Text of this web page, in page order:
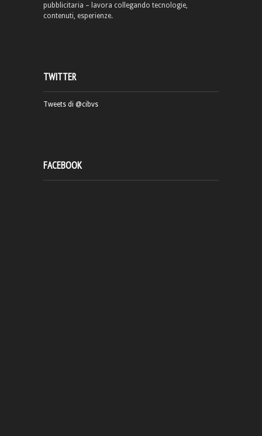
pubblicitaria – lavora collegando tecnologie,
contenuti, esperienze.
TWITTER
Tweets di @cibvs
FACEBOOK